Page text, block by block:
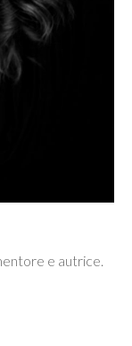
e autrice.